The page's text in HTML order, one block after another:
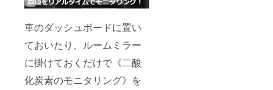
車のダッシュボードに置い
ておいたり、ルームミラー
に掛けておくだけで《二酸
化炭素のモニタリング》を